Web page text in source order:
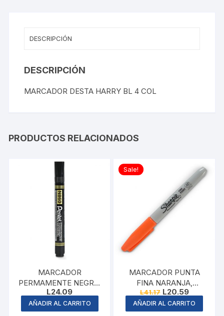
DESCRIPCIÓN
DESCRIPCIÓN
MARCADOR DESTA HARRY BL 4 COL
PRODUCTOS RELACIONADOS
MARCADOR
PERMAMENTE NEGRO,
PENTEL
L24.09
AÑADIR AL CARRITO
Sale!
MARCADOR PUNTA
FINA NARANJA,
SHARPIE
L41.17 Original
price
was:
L41.17.
L20.59Current
price
is:
L20.59.
AÑADIR AL CARRITO